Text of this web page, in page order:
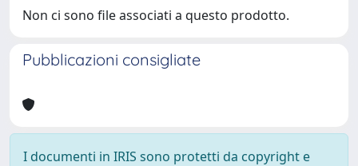
Non ci sono file associati a questo prodotto.
Pubblicazioni consigliate
I documenti in IRIS sono protetti da copyright e